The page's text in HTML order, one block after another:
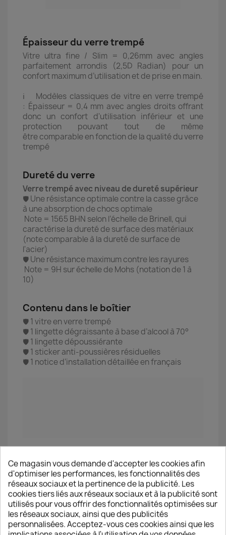
Épaisseur du verre trempé
Vitre ultra fine / Slim = 0,26mm avec angles
parfaitement arrondis (2,5D Radian) pour un
confort maximum d’utilisation et de prise en main.
ℹ️ Modèles classiques de vitre en verre trempé
: Épaisseur = 0,4 mm avec angles droits offrant
donc un confort d'utilisation inférieur et une
protection pouvant tout de même
être comparable en fonction de la qualité du verre
trempé
Dureté du verre
Verre trempé avec niveau de dureté supérieur
🛡️ Une résistance optimale contre la casse grâce
à une absorption de chocs optimale
Note = 1565 BHN selon l’échelle de Brinell, qui
caractérise la dureté de surface des matériaux
(note comparable à la dureté de surface de
l'acier)
🛡️ Une résistance maximum contre les rayures
Note = 9H sur échelle de Mohs (notation de 1 à
10)
Contenu dans le boîtier
🛡️ 1 vitre en verre trempé
🛡️ 1 lingette dégraissante à base d’alcool à 70°
🛡️ 1 lingette dépoussiérante
🛡️ 1 sticker anti-poussières résiduelles
🛡️ 1 notice d’installation détaillée en français
protection maximale durant le transport
Méthode de pose de la vitre & Conseils
● 1 ● Utiliser la lingette dégraissante afin
d’enlever toutes traces de graisses et/ou de colle
● 2 ● Utiliser la lingette dépoussiérante afin de
Ce magasin vous demande d'accepter les cookies afin
d'optimiser les performances, les fonctionnalités des
réseaux sociaux et la pertinence de la publicité. Les
cookies tiers liés aux réseaux sociaux et à la publicité sont
utilisés pour vous offrir des fonctionnalités optimisées sur
les réseaux sociaux, ainsi que des publicités
personnalisées. Acceptez-vous ces cookies ainsi que les